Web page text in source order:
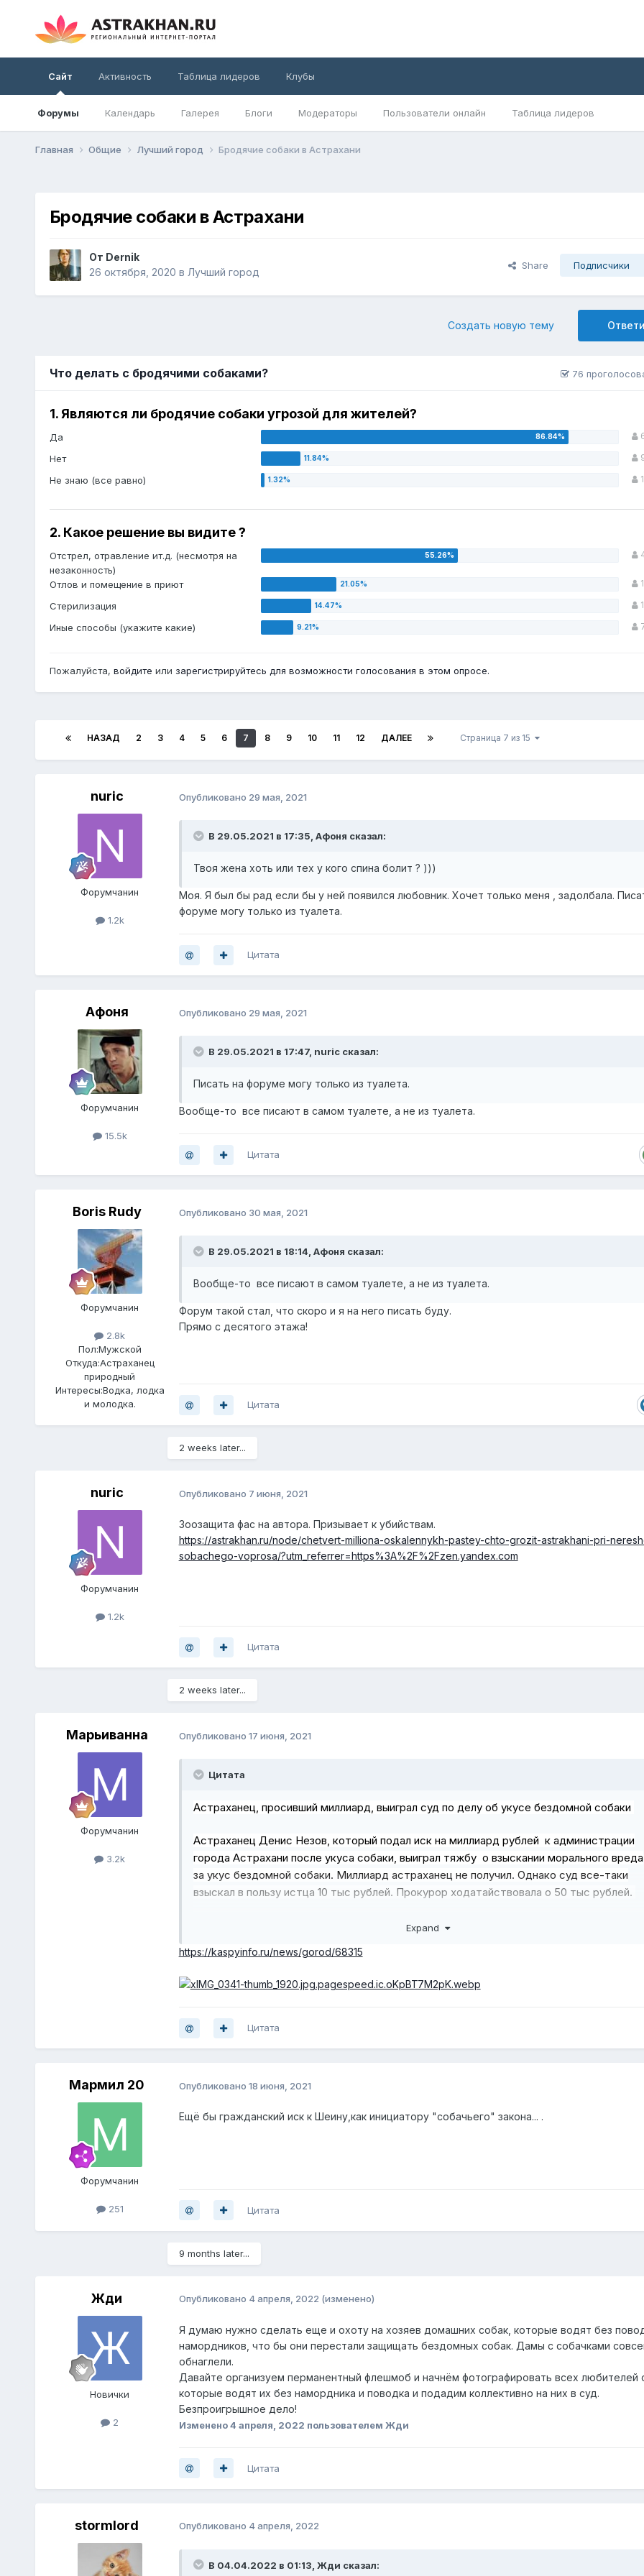
Сайт
Форумы Календарь Галерея Блоги Модераторы Пользователи онлайн Таблица лидеров
Активность Таблица лидеров Клубы
Главная Общие Лучший город Бродячие собаки в Астрахани
Бродячие собаки в Астрахани
От Dernik
26 октября, 2020 в Лучший город
Share Подписчики
Создать новую тему
Что делать с бродячими собаками? 76
1. Являются ли бродячие собаки угрозой для жителей?
Да
Нет
Не знаю (все равно) 1
2. Какое решение вы видите ?
Отстрел, отравление ит.д. (несмотря на
незаконность)
Отлов и помещение в приют
Стерилизация
Иные способы (укажите какие)
Пожалуйста, войдите или зарегистрируйтесь для возможности голосования в этом опросе.
НАЗАД 2 3 4 5 6 7 8 9 10 11 12 ДАЛЕЕ Страница 7 из 15
nuric
Форумчанин
1.2k
Опубликовано 29 мая, 2021
В 29.05.2021 в 17:35, Афоня сказал:
Твоя жена хоть или тех у кого спина болит ? )))
Моя. Я был бы рад если бы у ней появился любовник. Хочет только меня , задолбала.
форуме могу только из туалета.
Цитата
Афоня
Форумчанин
15.5k
Опубликовано 29 мая, 2021
В 29.05.2021 в 17:47, nuricсказал:
Писать на форуме могу только из туалета.
Вообще-то все писают в самом туалете, а не из туалета.
Цитата
Boris Rudy
Форумчанин
2.8k
Пол:Мужской
Откуда:Астраханец
природный
Интересы:Водка, лодка
и молодка.
Опубликовано 30 мая, 2021
В 29.05.2021 в 18:14, Афоня сказал:
Вообще-то все писают в самом туалете, а не из туалета.
Форум такой стал, что скоро и я на него писать буду.
Прямо с десятого этажа!
Цитата
2 weeks later...
nuric
Форумчанин
1.2k
Опубликовано 7 июня, 2021
Зоозащита фас на автора. Призывает к убийствам.
https://astrakhan.ru/node/chetvert-milliona-oskalennykh-pastey-chto-grozit-astrakhani-pri-
sobachego-voprosa/?utm_referrer=https%3A%2F%2Fzen.yandex.com
Цитата
2 weeks later...
Марьиванна
Форумчанин
3.2k
Опубликовано 17 июня, 2021
Цитата
Астраханец, просивший миллиард, выиграл суд по делу об укусе бездомной собаки
Астраханец Денис Незов, который подал иск на миллиард рублей к администрации
города Астрахани после укуса собаки, выиграл тяжбу о взыскании морального вреда
за укус бездомной собаки. Миллиард астраханец не получил. Однако суд все-таки
взыскал в пользу истца 10 тыс рублей. Прокурор ходатайствовала о 50 тыс рублей.
"Хоть и не миллиард, но здесь дело было не в сумме, а в самом факте
академию права с отличием и проанализировав судебную практику в иных регионах, я
предполагал, что взыскано будет около 10 тысяч. Однако Верховный суд РФ в
два года указывает судам на необходимость увеличения сумм компенсаций, о чем я
Expand
https://kaspyinfo.ru/news/gorod/68315
Цитата
Мармил 20
Форумчанин
251
Опубликовано 18 июня, 2021
Ещё бы гражданский иск к Шеину,как инициатору "собачьего" закона... .
Цитата
9 months later...
Жди
Новички
2
Опубликовано 4 апреля, 2022 (изменено)
Я думаю нужно сделать еще и охоту на хозяев домашних собак, которые водят без
намордников, что бы они перестали защищать бездомных собак. Дамы с собачками
обнаглели.
Давайте организуем перманентный флешмоб и начнём фотографировать всех любителей
которые водят их без намордника и поводка и подадим коллективно на них в суд.
Безпроигрышное дело!
Изменено4 апреля, 2022 пользователем Жди
Цитата
stormlord Опубликовано 4 апреля, 2022
В 04.04.2022 в 01:13, Жди сказал: